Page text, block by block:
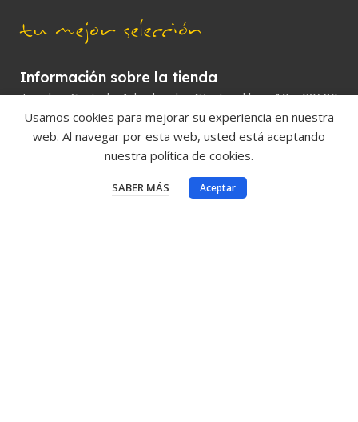
tu mejor selección
Información sobre la tienda
Tienda Central Achedosol, C/ Franklin, 19 29680
Estepona, Málaga España
Llámanos ahora: 952804696
proyectos@montestorres.es
Usamos cookies para mejorar su experiencia en nuestra
web. Al navegar por esta web, usted está aceptando
nuestra política de cookies.
SABER MÁS Aceptar